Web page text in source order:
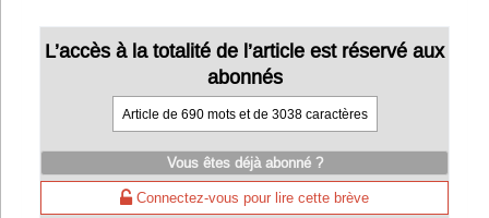
L’accès à la totalité de l’article est réservé aux
abonnés
Article de 690 mots et de 3038 caractères
Vous êtes déjà abonné ?
Connectez-vous pour lire cette brève